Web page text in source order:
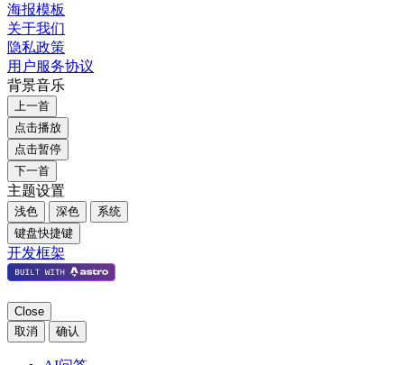
海报模板
关于我们
隐私政策
用户服务协议
背景音乐
上一首
点击播放
点击暂停
下一首
主题设置
浅色 深色
系统
键盘快捷键
开发框架
Close
取消
确认